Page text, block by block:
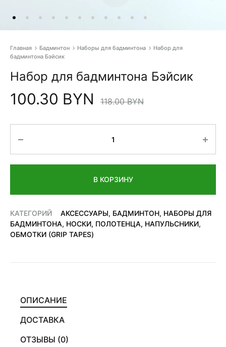
Главная Бадминтон Наборы для бадминтона
Набор для
бадминтона Бэйсик
Набор для бадминтона Бэйсик
100.30 BYN 118.00BYN
В КОРЗИНУ
КАТЕГОРИЙ АКСЕССУАРЫ, БАДМИНТОН, НАБОРЫ ДЛЯ
БАДМИНТОНА, НОСКИ, ПОЛОТЕНЦА, НАПУЛЬСНИКИ,
ОБМОТКИ (GRIP TAPES)
ОПИСАНИЕ
ДОСТАВКА
ОТЗЫВЫ (0)